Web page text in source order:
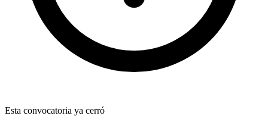
Esta convocatoria ya cerró